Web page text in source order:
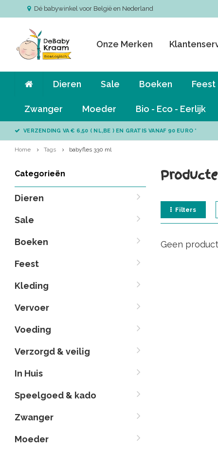
Dé babywinkel voor België en Nederland
Onze Merken
Dieren Sale Boeken Feest
Zwanger Moeder Bio - Eco - Eerlijk
VERZENDING VA € 6,50 ( NL,BE ) EN GRATIS VANAF 90 EURO *
Home Tags babyfles 330 ml
Categorieën
Dieren
Sale
Boeken
Feest
Kleding
Vervoer
Voeding
Verzorgd & veilig
In Huis
Speelgoed & kado
Zwanger
Moeder
Filters
Geen